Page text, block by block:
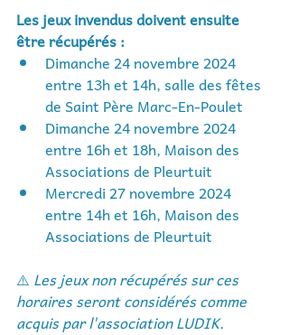
Les jeux invendus doivent ensuite
être récupérés :
Dimanche 24 novembre 2024
entre 13h et 14h, salle des fêtes
de Saint Père Marc-En-Poulet
Dimanche 24 novembre 2024
entre 16h et 18h, Maison des
Associations de Pleurtuit
Mercredi 27 novembre 2024
entre 14h et 16h, Maison des
Associations de Pleurtuit
⚠️ Les jeux non récupérés sur ces
horaires seront considérés comme
acquis par l'association LUDIK.